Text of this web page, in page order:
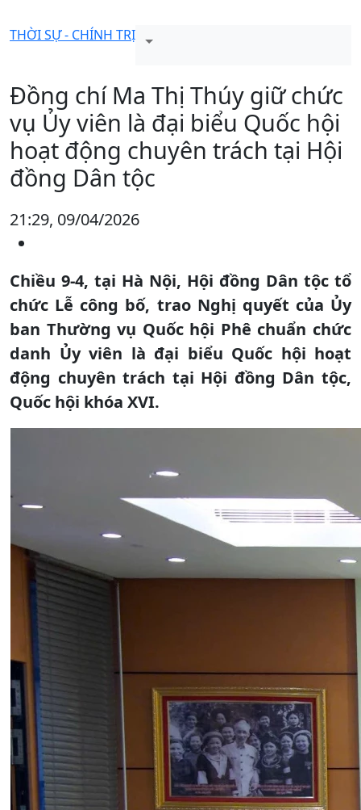
THỜI SỰ - CHÍNH TRỊ
Đồng chí Ma Thị Thúy giữ chức
vụ Ủy viên là đại biểu Quốc hội
hoạt động chuyên trách tại Hội
đồng Dân tộc
21:29, 09/04/2026
Chiều 9-4, tại Hà Nội, Hội đồng Dân tộc tổ
chức Lễ công bố, trao Nghị quyết của Ủy
ban Thường vụ Quốc hội Phê chuẩn chức
danh Ủy viên là đại biểu Quốc hội hoạt
động chuyên trách tại Hội đồng Dân tộc,
Quốc hội khóa XVI.